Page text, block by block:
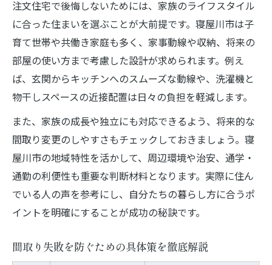
注文住宅で後悔しないためには、家族のライフスタイル
に合った住まいを選ぶことが大前提です。寝屋川市は子
育て世帯や共働き家庭も多く、家事動線や収納、将来の
部屋の使い方まで考慮した設計が求められます。例え
ば、玄関からキッチンへのスムーズな動線や、洗濯機と
物干しスペースの近接配置は日々の負担を軽減します。
また、家族の成長や独立にも対応できるよう、将来的な
間取り変更のしやすさもチェックしておきましょう。寝
屋川市の地域特性を活かして、周辺環境や治安、通学・
通勤の利便性も重要な判断材料となります。実際に住ん
でいる人の声を参考にし、自分たちの暮らし方に合うポ
イントを明確にすることが成功の秘訣です。
間取り失敗を防ぐための具体策を徹底解説
お問い合わせ・ご相談はこちら
お問い合わせ・ご相談はこちら